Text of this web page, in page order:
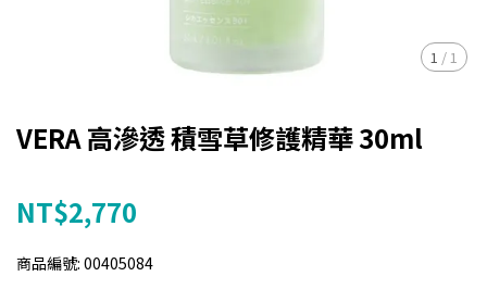
1 / 1
VERA 高滲透 積雪草修護精華 30ml
NT$2,770
商品編號: 00405084